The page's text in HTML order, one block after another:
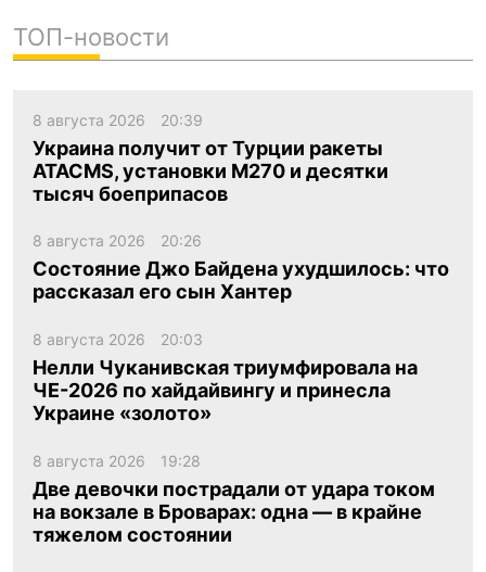
ТОП-новости
8 августа 2026 20:39
Украина получит от Турции ракеты
ATACMS, установки M270 и десятки
тысяч боеприпасов
8 августа 2026 20:26
Состояние Джо Байдена ухудшилось: что
рассказал его сын Хантер
8 августа 2026 20:03
Нелли Чуканивская триумфировала на
ЧЕ-2026 по хайдайвингу и принесла
Украине «золото»
8 августа 2026 19:28
Две девочки пострадали от удара током
на вокзале в Броварах: одна — в крайне
тяжелом состоянии